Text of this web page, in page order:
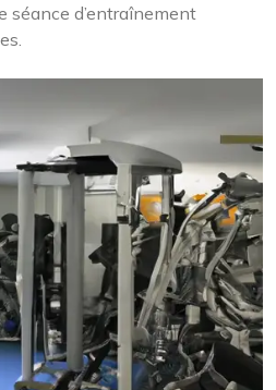
séance d’entraînement